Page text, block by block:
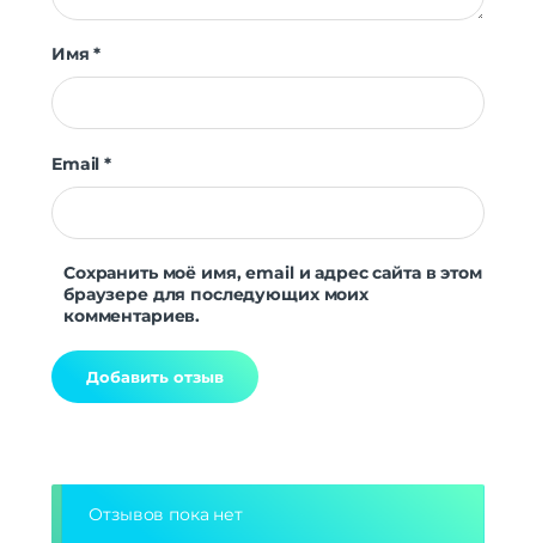
Имя*
Email*
Сохранить моё имя, email и адрес сайта в этом
браузере для последующих моих
комментариев.
Отзывов пока нет